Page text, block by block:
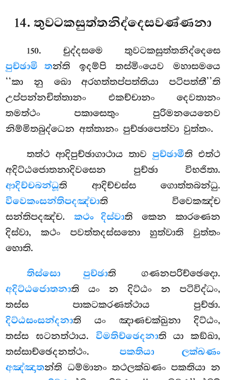
14. තුවටකසුත්තනිද්දෙසවණ්ණනා
150. චුද්දසමෙ තුවටකසුත්තනිද්දෙසෙ
පුච්ඡාමි තන්ති ඉදම්පි තස්මිංයෙව මහාසමයෙ
‘‘කා නු ඛො අරහත්තප්පත්තියා පටිපත්තී’’ති
උප්පන්නචිත්තානං එකච්චානං දෙවතානං
තමත්ථං පකාසෙතුං පුරිමනයෙනෙව
නිම්මිතබුද්ධෙන අත්තානං පුච්ඡාපෙත්වා වුත්තං.
තත්ථ ආදිපුච්ඡාගාථාය තාව පුච්ඡාමීති එත්ථ
අදිට්ඨජොතනාදිවසෙන පුච්ඡා විභජිතා.
ආදිච්චබන්ධූති ආදිච්චස්ස ගොත්තබන්ධු.
විවෙකංසන්තිපදඤ්චාති විවෙකඤ්ච
සන්තිපදඤ්ච.කථං දිස්වාති කෙන කාරණෙන
දිස්වා, කථං පවත්තදස්සනො හුත්වාති වුත්තං
හොති.
තිස්සො පුච්ඡාති ගණනපරිච්ඡෙදො.
අදිට්ඨජොතනාති යං න දිට්ඨං න පටිවිද්ධං,
තස්ස පාකටකරණත්ථාය පුච්ඡා.
දිට්ඨසංසන්දනාති යං ඤාණචක්ඛුනා දිට්ඨං,
තස්ස ඝටනත්ථාය. විමතිච්ඡෙදනාති යා කඞ්ඛා,
තස්සාච්ඡෙදනත්ථං. පකතියා ලක්ඛණං
අඤ්ඤාතන්ති ධම්මානං තථලක්ඛණං පකතියා න